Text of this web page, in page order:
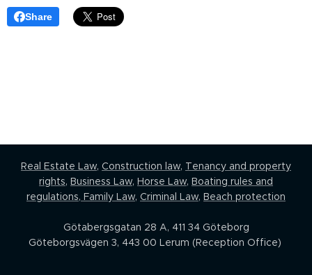
Share
Real Estate Law, Construction law, Tenancy and property
rights, Business Law, Horse Law, Boating rules and
regulations, Family Law, Criminal Law, Beach protection
Götabergsgatan 28 A, 411 34 Göteborg
Göteborgsvägen 3, 443 00 Lerum (Reception Office)